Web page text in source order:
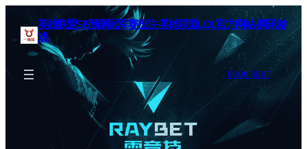
英雄联盟S15预测冠军赛投注-英雄联盟LOL官方网站-腾讯游
戏
BOOK SEAT